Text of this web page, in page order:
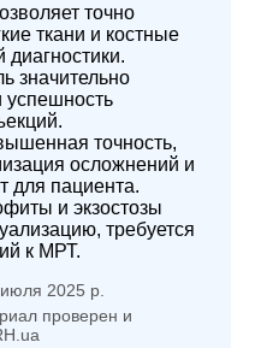
точно
ткани и костные
диагностики.
значительно
успешность
точность,
осложнений и
для пациента.
и экзостозы
требуется
к МРТ.
2025 р.
проверен и